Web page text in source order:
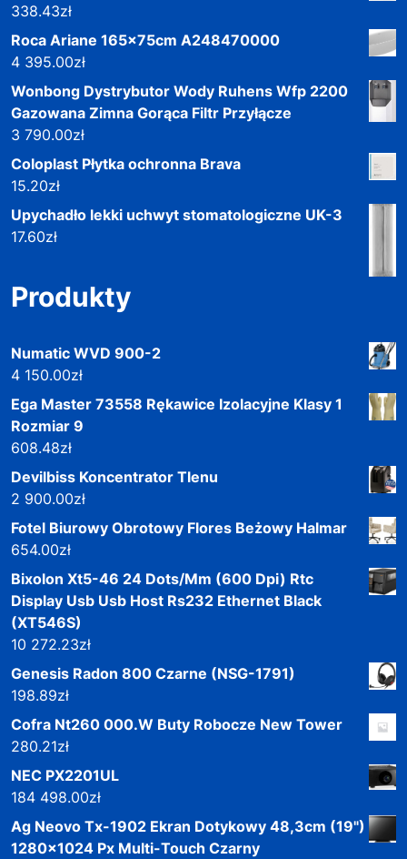
338.43zł
Roca Ariane 165x75cm A248470000
4 395.00zł
Wonbong Dystrybutor Wody Ruhens Wfp 2200
Gazowana Zimna Gorąca Filtr Przyłącze
3 790.00zł
Coloplast Płytka ochronna Brava
15.20zł
Upychadło lekki uchwyt stomatologiczne UK-3
17.60zł
Produkty
Numatic WVD 900-2
4 150.00zł
Ega Master 73558 Rękawice Izolacyjne Klasy 1
Rozmiar 9
608.48zł
Devilbiss Koncentrator Tlenu
2 900.00zł
Fotel Biurowy Obrotowy Flores Beżowy Halmar
654.00zł
Bixolon Xt5-46 24 Dots/Mm (600 Dpi) Rtc
Display Usb Usb Host Rs232 Ethernet Black
(XT546S)
10 272.23zł
Genesis Radon 800 Czarne (NSG-1791)
198.89zł
Cofra Nt260 000.W Buty Robocze New Tower
280.21zł
NEC PX2201UL
184 498.00zł
Ag Neovo Tx-1902 Ekran Dotykowy 48,3cm (19")
1280x1024 Px Multi-Touch Czarny